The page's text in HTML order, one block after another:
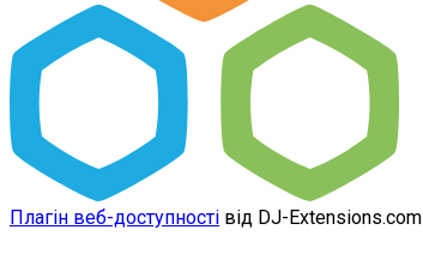
Плагін веб-доступності від DJ-Extensions.com